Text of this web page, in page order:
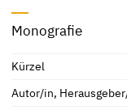
Monografie
Kürzel
Autor/in,